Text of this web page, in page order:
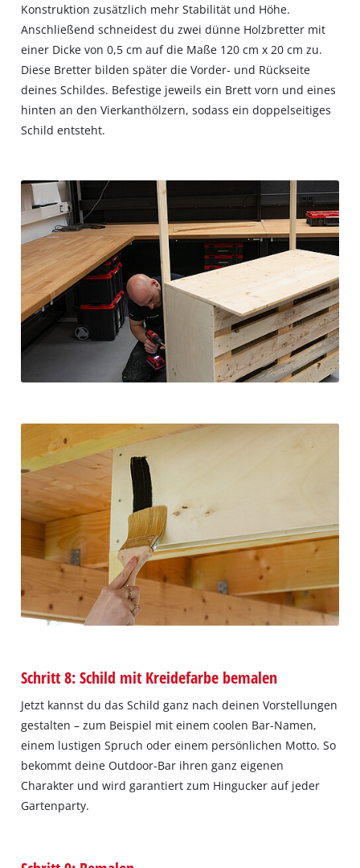
Konstruktion zusätzlich mehr Stabilität und Höhe.
Anschließend schneidest du zwei dünne Holzbretter mit
einer Dicke von 0,5 cm auf die Maße 120 cm x 20 cm zu.
Diese Bretter bilden später die Vorder- und Rückseite
deines Schildes. Befestige jeweils ein Brett vorn und eines
hinten an den Vierkanthölzern, sodass ein doppelseitiges
Schild entsteht.
Schritt 8: Schild mit Kreidefarbe bemalen
Jetzt kannst du das Schild ganz nach deinen Vorstellungen
gestalten – zum Beispiel mit einem coolen Bar-Namen,
einem lustigen Spruch oder einem persönlichen Motto. So
bekommt deine Outdoor-Bar ihren ganz eigenen
Charakter und wird garantiert zum Hingucker auf jeder
Gartenparty.